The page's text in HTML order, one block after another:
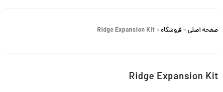
صفحه اصلی » فروشگاه »
Ridge Expansion Kit
Ridge Expansion Kit